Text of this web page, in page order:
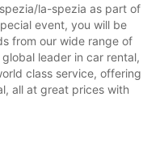
la-spezia as part of
event, you will be
from our wide range of
leader in car rental,
class service, offering
all at great prices with